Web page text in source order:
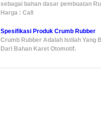
sebagai bahan dasar pembuatan
Harga : Call
Spesifikasi Produk Crumb Rubber
Crumb Rubber Adalah Istilah Yang
Dari Bahan Karet Otomotif.